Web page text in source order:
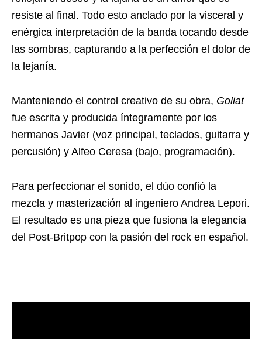
resiste al final. Todo esto anclado por la visceral y
enérgica interpretación de la banda tocando desde
las sombras, capturando a la perfección el dolor de
la lejanía.
Manteniendo el control creativo de su obra, Goliat
fue escrita y producida íntegramente por los
hermanos Javier (voz principal, teclados, guitarra y
percusión) y Alfeo Ceresa (bajo, programación).
Para perfeccionar el sonido, el dúo confió la
mezcla y masterización al ingeniero Andrea Lepori.
El resultado es una pieza que fusiona la elegancia
del Post-Britpop con la pasión del rock en español.